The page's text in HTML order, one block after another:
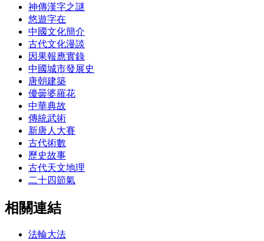
神傳漢字之謎
悠遊字在
中國文化簡介
古代文化漫談
因果報應實錄
中國城市發展史
唐朝建築
優曇婆羅花
中華典故
傳統武術
新唐人大賽
古代術數
歷史故事
古代天文地理
二十四節氣
相關連結
法輪大法